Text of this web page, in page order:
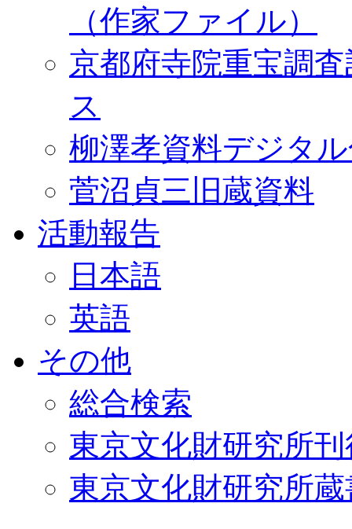
（作家ファイル）
京都府寺院重宝調
ス
柳澤孝資料デジタ
菅沼貞三旧蔵資料
活動報告
日本語
英語
その他
総合検索
東京文化財研究所
東京文化財研究所